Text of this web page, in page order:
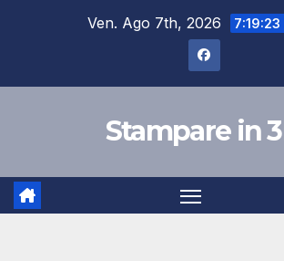
Ven. Ago 7th, 2026 7:19:24
Stampare in